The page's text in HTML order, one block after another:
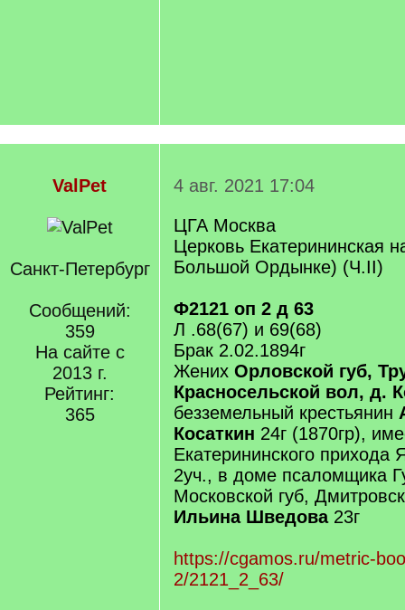
ValPet
Санкт-Петербург
Сообщений:
359
На сайте с
2013 г.
Рейтинг:
365
4 авг. 2021 17:04
ЦГА Москва
Церковь Екатерининская
Большой Ордынке) (Ч.II)
Ф2121 оп 2 д 63
Л .68(67) и 69(68)
Брак 2.02.1894г
Жених Орловской губ,
Красносельской вол, д.
безземельный крестьянин
Косаткин 24г (1870гр),
Екатерининского прихода
2уч., в доме псаломщика
Московской губ,
Ильина Шведова23г
https://cgamos.ru/metric-
2/2121_2_63/